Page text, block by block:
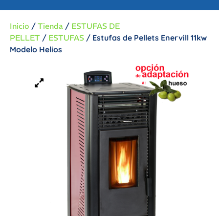
Inicio / Tienda / ESTUFAS DE
PELLET / ESTUFAS / Estufas de Pellets Enervill 11kw
Modelo Helios